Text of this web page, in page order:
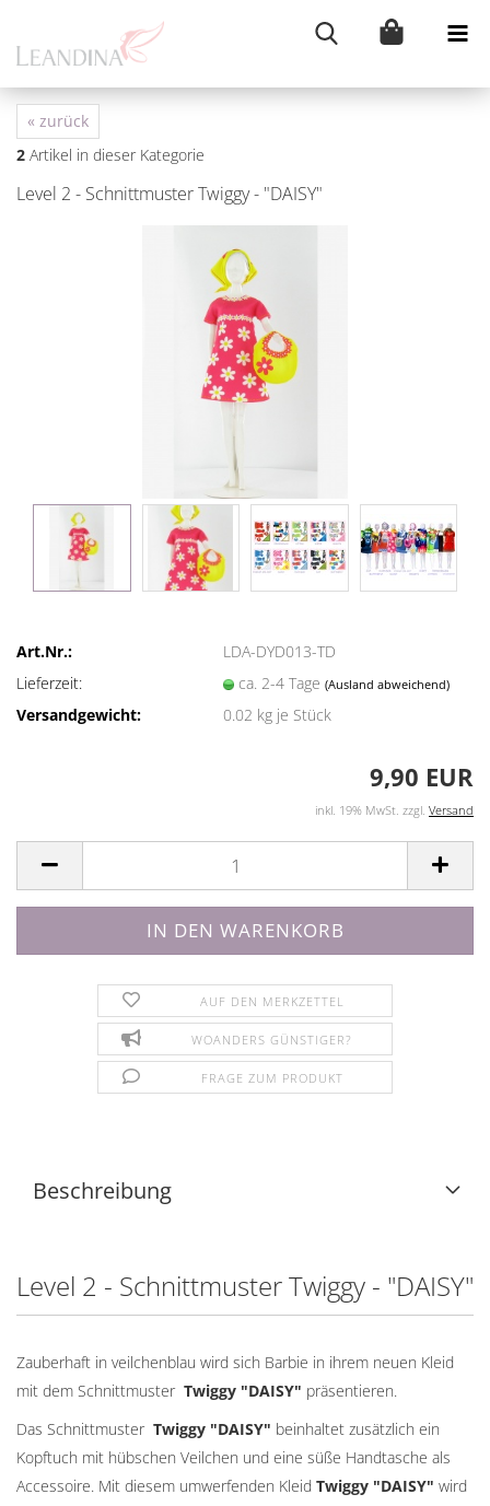
« zurück
2 Artikel in dieser Kategorie
Level 2 - Schnitt­mus­ter Twig­gy - "DAISY"
Art.Nr.:
LDA-DYD013-TD
Lieferzeit:
ca. 2-4 Tage(Ausland abweichend)
Versandgewicht: 0.02 kg je Stück
9,90 EUR
inkl. 19% MwSt. zzgl. Versand
AUF DEN MERKZETTEL
WOANDERS GÜNSTIGER?
FRAGE ZUM PRODUKT
Beschreibung
Level 2 - Schnittmuster Twiggy - "DAISY"
Zauberhaft in veilchenblau wird sich Barbie in ihrem neuen Kleid
mit dem Schnittmuster Twiggy "DAISY" präsentieren.
Das Schnittmuster Twiggy "DAISY" beinhaltet zusätzlich ein
Kopftuch mit hübschen Veilchen und eine süße Handtasche als
Accessoire. Mit diesem umwerfenden Kleid Twiggy "DAISY" wird